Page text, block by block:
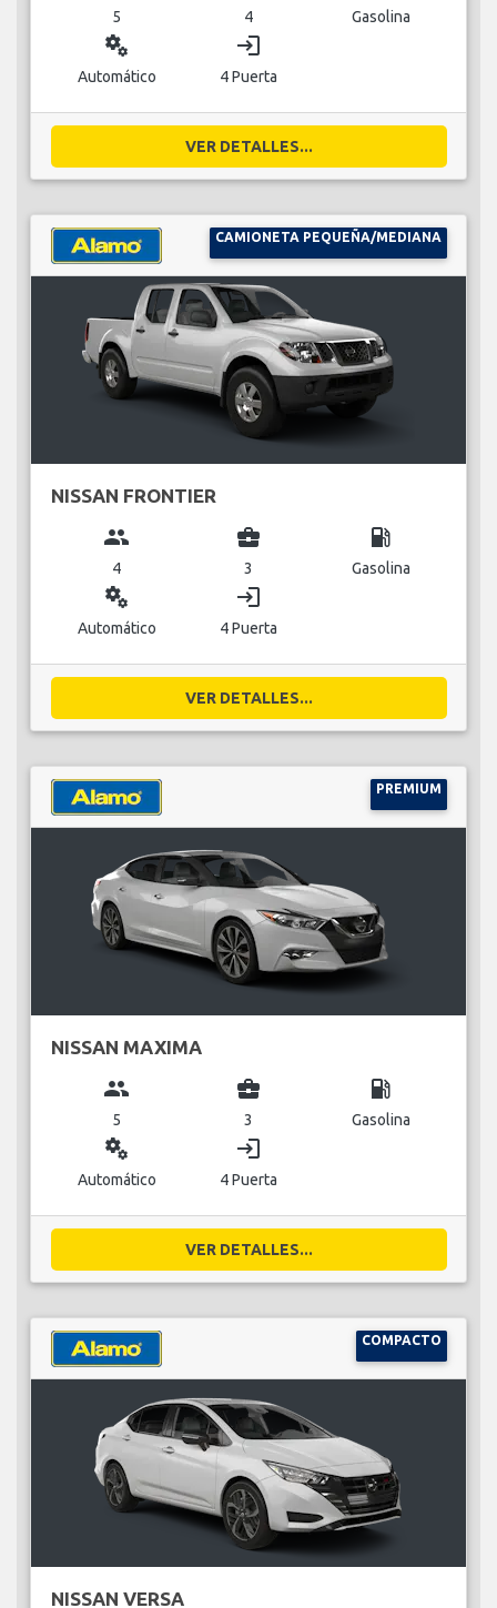
5 4 Gasolina
miscellaneous_services
Automático
login
4 Puerta
VER DETALLES...
CAMIONETA PEQUEÑA/MEDIANA
NISSAN FRONTIER
group
4
business_center
3
local_gas_station
Gasolina
miscellaneous_services
Automático
login
4 Puerta
VER DETALLES...
PREMIUM
NISSAN MAXIMA
group
5
business_center
3
local_gas_station
Gasolina
miscellaneous_services
Automático
login
4 Puerta
VER DETALLES...
COMPACTO
NISSAN VERSA